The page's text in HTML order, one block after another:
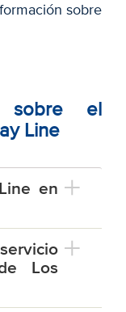
sobre
sobre el
Line
en
Los